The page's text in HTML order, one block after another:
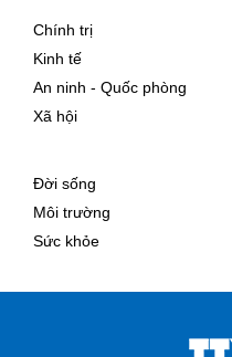
Chính trị
Kinh tế
An ninh - Quốc phòng
Xã hội
Đời sống
Môi trường
Sức khỏe